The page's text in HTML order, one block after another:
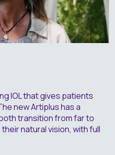
IOL that gives patients
new Artiplus has a
transition from far to
natural vision, with full